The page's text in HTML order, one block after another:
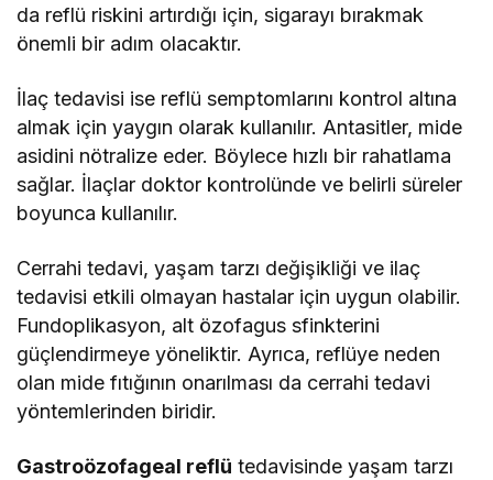
da reflü riskini artırdığı için, sigarayı bırakmak
önemli bir adım olacaktır.
İlaç tedavisi ise reflü semptomlarını kontrol altına
almak için yaygın olarak kullanılır. Antasitler, mide
asidini nötralize eder. Böylece hızlı bir rahatlama
sağlar. İlaçlar doktor kontrolünde ve belirli süreler
boyunca kullanılır.
Cerrahi tedavi, yaşam tarzı değişikliği ve ilaç
tedavisi etkili olmayan hastalar için uygun olabilir.
Fundoplikasyon, alt özofagus sfinkterini
güçlendirmeye yöneliktir. Ayrıca, reflüye neden
olan mide fıtığının onarılması da cerrahi tedavi
yöntemlerinden biridir.
Gastroözofageal reflü tedavisinde yaşam tarzı